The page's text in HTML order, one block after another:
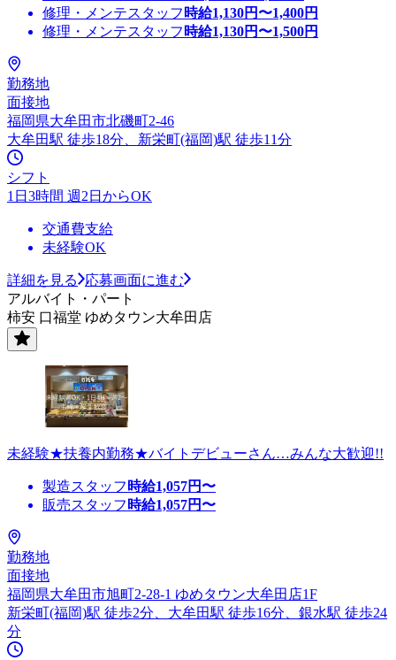
修理・メンテスタッフ 時給1,130円〜1,400円
修理・メンテスタッフ 時給1,130円〜1,500円
勤務地
面接地
福岡県大牟田市北磯町2-46
大牟田駅 徒歩18分、新栄町(福岡)駅 徒歩11分
シフト
1日3時間 週2日からOK
交通費支給
未経験OK
詳細を見る
応募画面に進む
アルバイト・パート
柿安 口福堂 ゆめタウン大牟田店
未経験★扶養内勤務★バイトデビューさん…みんな大歓迎!!
製造スタッフ 時給1,057円〜
販売スタッフ 時給1,057円〜
勤務地
面接地
福岡県大牟田市旭町2-28-1 ゆめタウン大牟田店1F
新栄町(福岡)駅 徒歩2分、大牟田駅 徒歩16分、銀水駅 徒歩24
分